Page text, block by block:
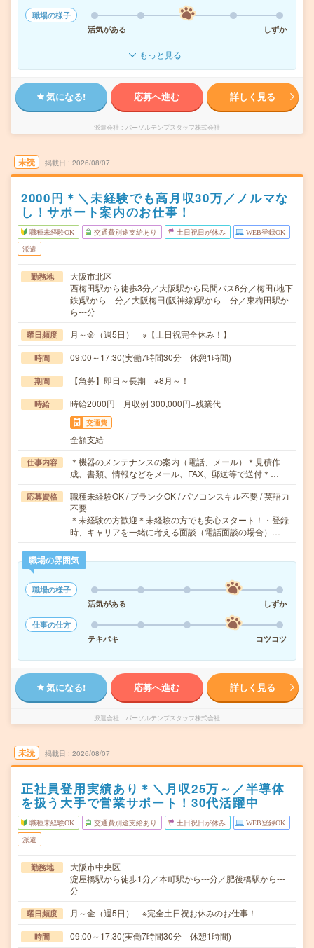
職場の様子
活気がある
しずか
もっと見る
気になる! 応募へ進む 詳しく見る
派遣会社 パーソルテンプスタッフ株式会社
未読 掲載日 2026/08/07
2000円＊＼未経験でも高月収30万／ノルマな
し！サポート案内のお仕事！
職種未経験OK 交通費別途支給あり 土日祝日が休み WEB登録OK
派遣
勤務地
大阪市北区
西梅田駅から徒歩3分／大阪駅から民間バス6分／梅田(地下
鉄)駅から---分／大阪梅田(阪神線)駅から---分／東梅田駅か
ら---分
曜日頻度 月～金（週5日） ※【土日祝完全休み！】
時間 09:00～17:30(実働7時間30分 休憩1時間)
期間 【急募】即日～長期 ※8月～！
時給 時給2000円 月収例 300,000円+残業代
交通費
全額支給
仕事内容
＊機器のメンテナンスの案内（電話、メール）＊見積作
成、書類、情報などをメール、FAX、郵送等で送付＊…
応募資格
職種未経験OK / ブランクOK / パソコンスキル不要 / 英語力
不要
＊未経験の方歓迎＊未経験の方でも安心スタート！・登録
時、キャリアを一緒に考える面談（電話面談の場合）…
職場の雰囲気
職場の様子
活気がある
しずか
仕事の仕方
テキパキ
コツコツ
気になる! 応募へ進む 詳しく見る
派遣会社 パーソルテンプスタッフ株式会社
未読 掲載日 2026/08/07
正社員登用実績あり＊＼月収25万～／半導体
を扱う大手で営業サポート！30代活躍中
職種未経験OK 交通費別途支給あり 土日祝日が休み WEB登録OK
派遣
勤務地
大阪市中央区
淀屋橋駅から徒歩1分／本町駅から---分／肥後橋駅から---
分
曜日頻度 月～金（週5日） ※完全土日祝お休みのお仕事！
時間 09:00～17:30(実働7時間30分 休憩1時間)